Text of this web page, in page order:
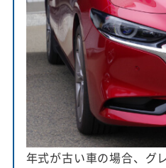
年式が古い車の場合、グ